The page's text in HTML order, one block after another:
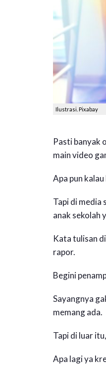
Ilustrasi. Pixabay
Pasti banyak
main video
Apa pun
Tapi di media
anak sekolah
Kata tulisan
rapor.
Begini
Sayangnya
memang ada.
Tapi di luar
Apa lagi ya